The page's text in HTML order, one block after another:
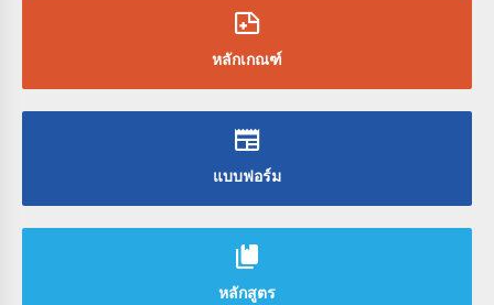
หลักเกณฑ์
แบบฟอร์ม
หลักสูตร